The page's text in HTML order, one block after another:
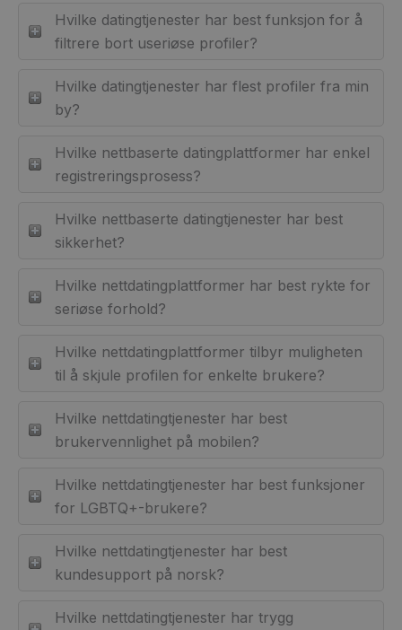
Hvilke datingtjenester har best funksjon for å
filtrere bort useriøse profiler?
Hvilke datingtjenester har flest profiler fra min
by?
Hvilke nettbaserte datingplattformer har enkel
registreringsprosess?
Hvilke nettbaserte datingtjenester har best
sikkerhet?
Hvilke nettdatingplattformer har best rykte for
seriøse forhold?
Hvilke nettdatingplattformer tilbyr muligheten
til å skjule profilen for enkelte brukere?
Hvilke nettdatingtjenester har best
brukervennlighet på mobilen?
Hvilke nettdatingtjenester har best funksjoner
for LGBTQ+-brukere?
Hvilke nettdatingtjenester har best
kundesupport på norsk?
Hvilke nettdatingtjenester har trygg